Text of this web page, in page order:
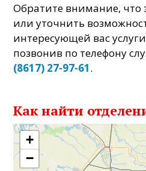
Обратите внимание, что
или уточнить
интересующей вас
позвонив по телефону
(8617) 27-97-61.
Как найти
+
−